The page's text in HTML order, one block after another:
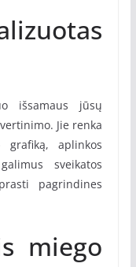
išsamaus jūsų
Jie renka
aplinkos
sveikatos
pagrindines
miego